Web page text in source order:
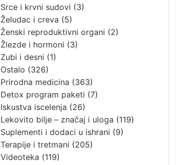
Srce i krvni sudovi (3)
Želudac i creva (5)
Ženski reproduktivni organi (2)
Žlezde i hormoni (3)
Zubi i desni (1)
Ostalo (326)
Prirodna medicina (363)
Detox program paketi (7)
Iskustva iscelenja (26)
Lekovito bilje – značaj i uloga (119)
Suplementi i dodaci u ishrani (9)
Terapije i tretmani (205)
Videoteka (119)